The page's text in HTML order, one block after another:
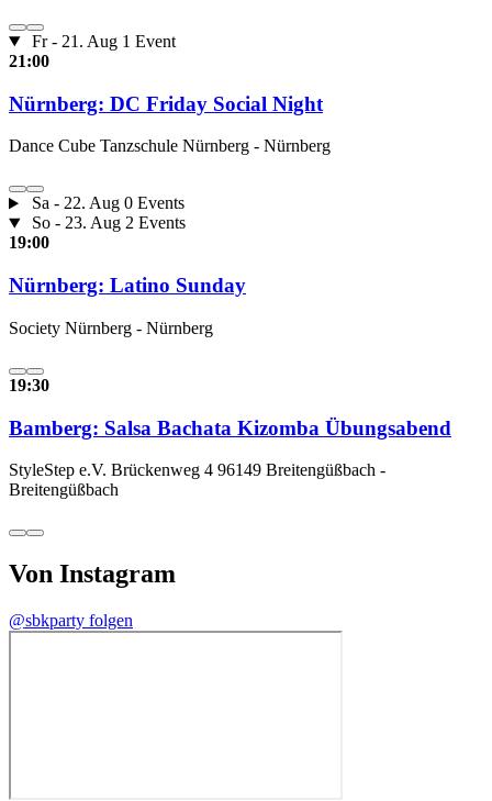
Fr - 21. Aug 1 Event
21:00
Nürnberg: DC Friday Social Night
Dance Cube Tanzschule Nürnberg - Nürnberg
Sa - 22. Aug 0 Events
So - 23. Aug 2 Events
19:00
Nürnberg: Latino Sunday
Society Nürnberg - Nürnberg
19:30
Bamberg: Salsa Bachata Kizomba Übungsabend
StyleStep e.V. Brückenweg 4 96149 Breitengüßbach -
Breitengüßbach
Von Instagram
@sbkparty folgen